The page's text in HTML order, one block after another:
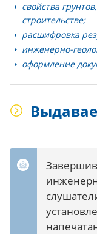
свойства
строительстве;
расшифровка
инженерно-
оформление